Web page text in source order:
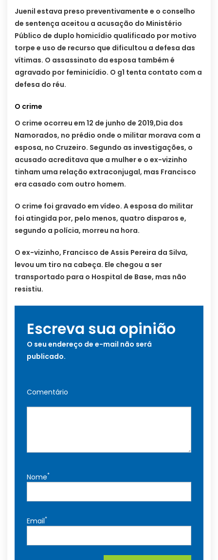
Juenil estava preso preventivamente e o conselho
de sentença aceitou a acusação do Ministério
Público de duplo homicídio qualificado por motivo
torpe e uso de recurso que dificultou a defesa das
vítimas. O assassinato da esposa também é
agravado por feminicídio. O g1 tenta contato com a
defesa do réu.
O crime
O crime ocorreu em 12 de junho de 2019,Dia dos
Namorados, no prédio onde o militar morava com a
esposa, no Cruzeiro. Segundo as investigações, o
acusado acreditava que a mulher e o ex-vizinho
tinham uma relação extraconjugal, mas Francisco
era casado com outro homem.
O crime foi gravado em vídeo. A esposa do militar
foi atingida por, pelo menos, quatro disparos e,
segundo a polícia, morreu na hora.
O ex-vizinho, Francisco de Assis Pereira da Silva,
levou um tiro na cabeça. Ele chegou a ser
transportado para o Hospital de Base, mas não
resistiu.
Escreva sua opinião
O seu endereço de e-mail não será
publicado.
Comentário
Nome*
Email*